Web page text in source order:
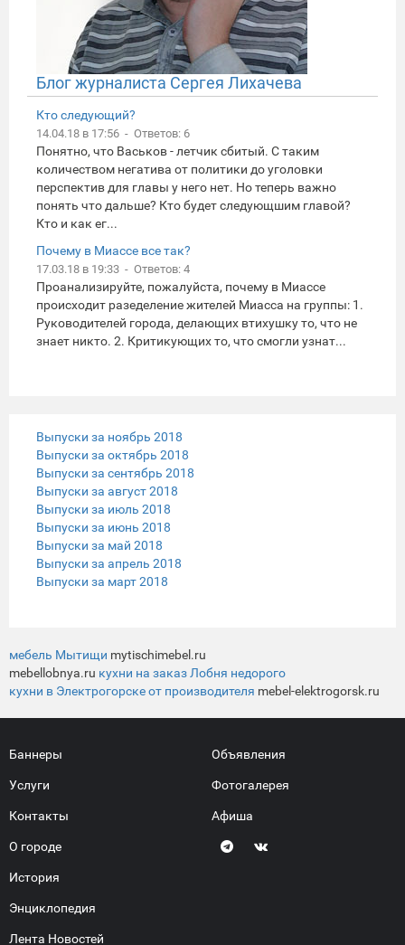
Блог журналиста Сергея Лихачева
Кто следующий?
14.04.18 в 17:56 - Ответов: 6
Понятно, что Васьков - летчик сбитый. С таким
количеством негатива от политики до уголовки
перспектив для главы у него нет. Но теперь важно
понять что дальше? Кто будет следующшим главой?
Кто и как ег...
Почему в Миассе все так?
17.03.18 в 19:33 - Ответов: 4
Проанализируйте, пожалуйста, почему в Миассе
происходит разеделение жителей Миасса на группы: 1.
Руководителей города, делающих втихушку то, что не
знает никто. 2. Критикующих то, что смогли узнат...
Выпуски за ноябрь 2018
Выпуски за октябрь 2018
Выпуски за сентябрь 2018
Выпуски за август 2018
Выпуски за июль 2018
Выпуски за июнь 2018
Выпуски за май 2018
Выпуски за апрель 2018
Выпуски за март 2018
мебель Мытищи mytischimebel.ru
mebellobnya.ru кухни на заказ Лобня недорого
кухни в Электрогорске от производителя mebel-elektrogorsk.ru
Баннеры
Услуги
Контакты
О городе
История
Энциклопедия
Лента Новостей
Объявления
Фотогалерея
Афиша